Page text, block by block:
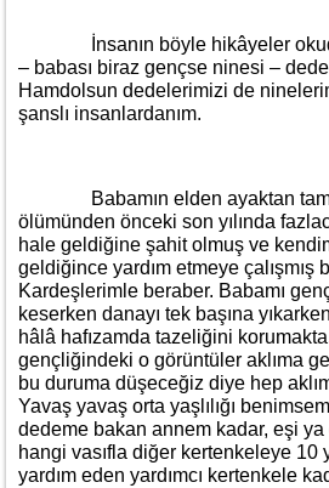
İnsanın böyle hikâyeler
– babası biraz gençse ninesi –
Hamdolsun dedelerimizi de
şanslı insanlardanım.
Babamın elden ayaktan
ölümünden önceki son yılında
hale geldiğine şahit olmuş ve
geldiğince yardım etmeye çalışmış
Kardeşlerimle beraber. Babamı
keserken danayı tek başına
hâlâ hafızamda tazeliğini
gençliğindeki o görüntüler aklıma
bu duruma düşeceğiz diye hep
Yavaş yavaş orta yaşlılığı
dedeme bakan annem kadar, eşi ya
hangi vasıfla diğer kertenkeleye 10
yardım eden yardımcı kertenkele